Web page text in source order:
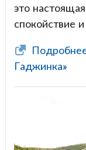
это
спокойствие
Гаджинка»